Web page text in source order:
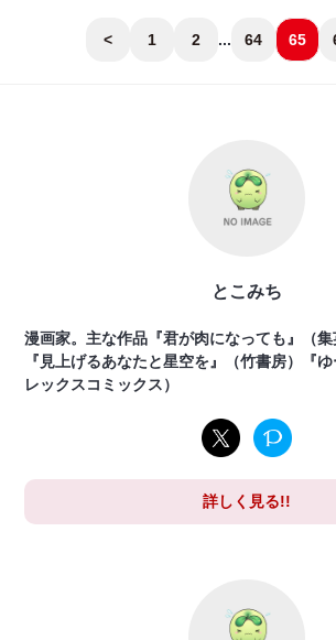
< 1 2 ... 64 65
とこみち
漫画家。主な作品『君が肉になっても』（集
『見上げるあなたと星空を』（竹書房）『
レックスコミックス）
詳しく見る!!